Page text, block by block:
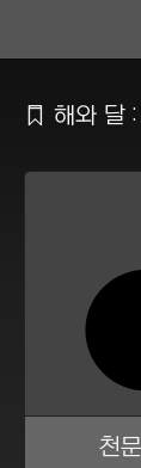
Ẍ 해와 달
천